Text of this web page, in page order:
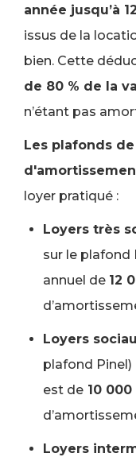
année jusqu’à
issus de la
bien. Cette
de 80 % de la
n’étant pas
Les plafonds
loyer pratiqué :
Loyers très
sur le plafond
annuel de 12
Loyers
plafond
est de 10
Loyers